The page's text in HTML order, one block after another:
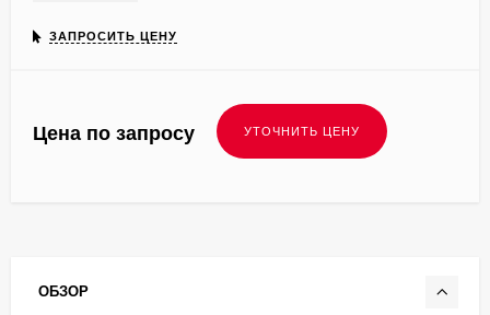
ЗАПРОСИТЬ ЦЕНУ
Цена по запросу
ОБЗОР